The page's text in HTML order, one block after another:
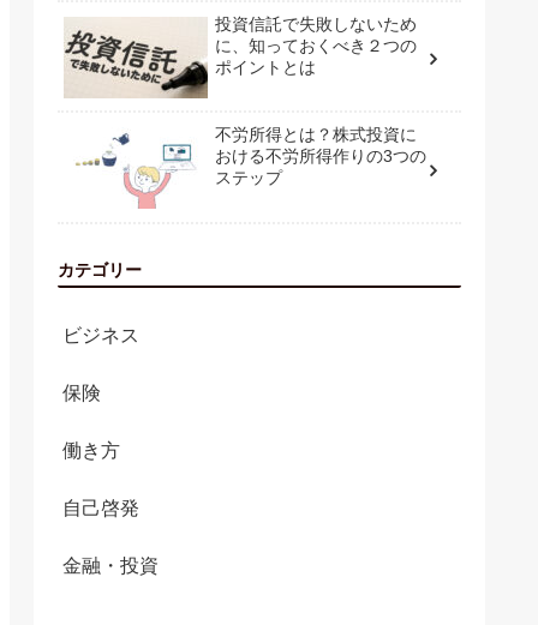
投資信託で失敗しないため
に、知っておくべき２つの
ポイントとは
不労所得とは？株式投資に
おける不労所得作りの3つの
ステップ
カテゴリー
ビジネス
保険
働き方
自己啓発
金融・投資